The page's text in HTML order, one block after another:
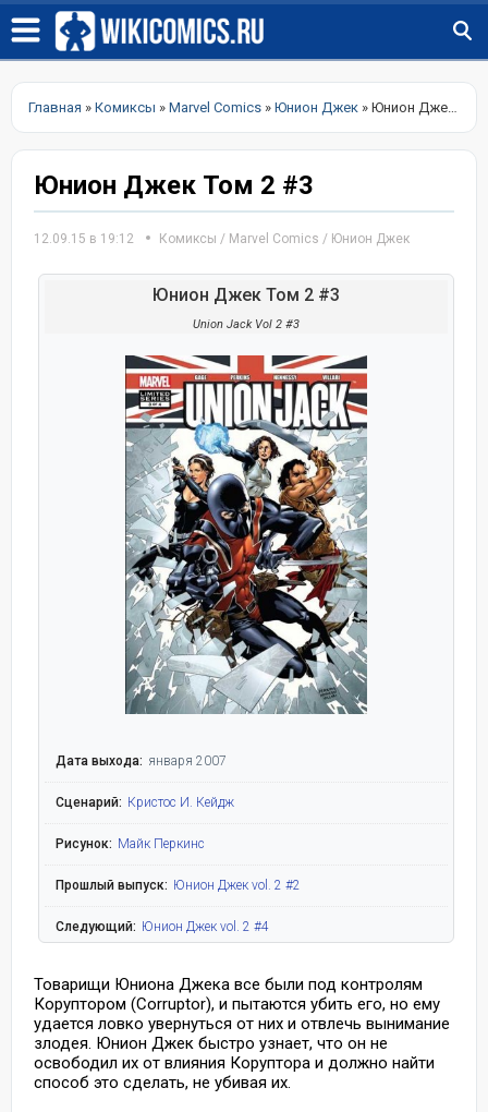
Главная » Комиксы » Marvel Comics » Юнион Джек » Юнион Джек Том 2 #3
Юнион Джек Том 2 #3
12.09.15 в 19:12 Комиксы / Marvel Comics / Юнион Джек
Юнион Джек Том 2 #3
Union Jack Vol 2 #3
Дата выхода: января 2007
Сценарий: Кристос И. Кейдж
Рисунок: Майк Перкинс
Прошлый выпуск: Юнион Джек vol. 2 #2
Следующий: Юнион Джек vol. 2 #4
Товарищи Юниона Джека все были под контролям
Коруптором (Corruptor), и пытаются убить его, но ему
удается ловко увернуться от них и отвлечь вынимание
злодея. Юнион Джек быстро узнает, что он не
освободил их от влияния Коруптора и должно найти
способ это сделать, не убивая их.